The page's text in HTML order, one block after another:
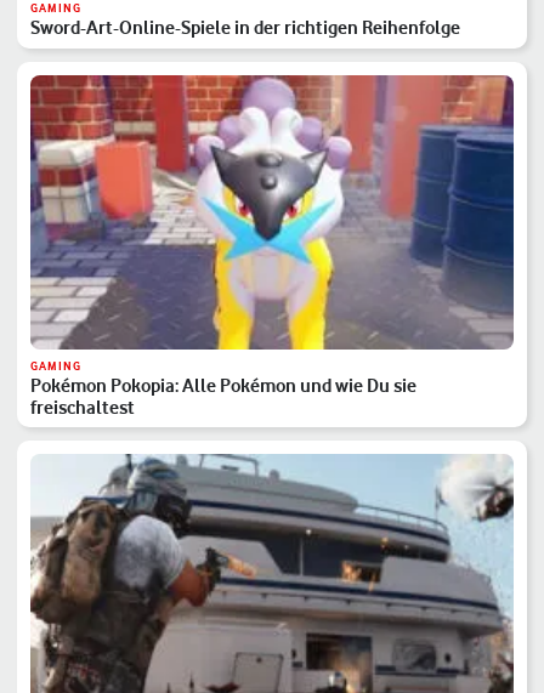
GAMING
Sword-Art-Online-Spiele in der richtigen Reihenfolge
GAMING
Pokémon Pokopia: Alle Pokémon und wie Du sie
freischaltest